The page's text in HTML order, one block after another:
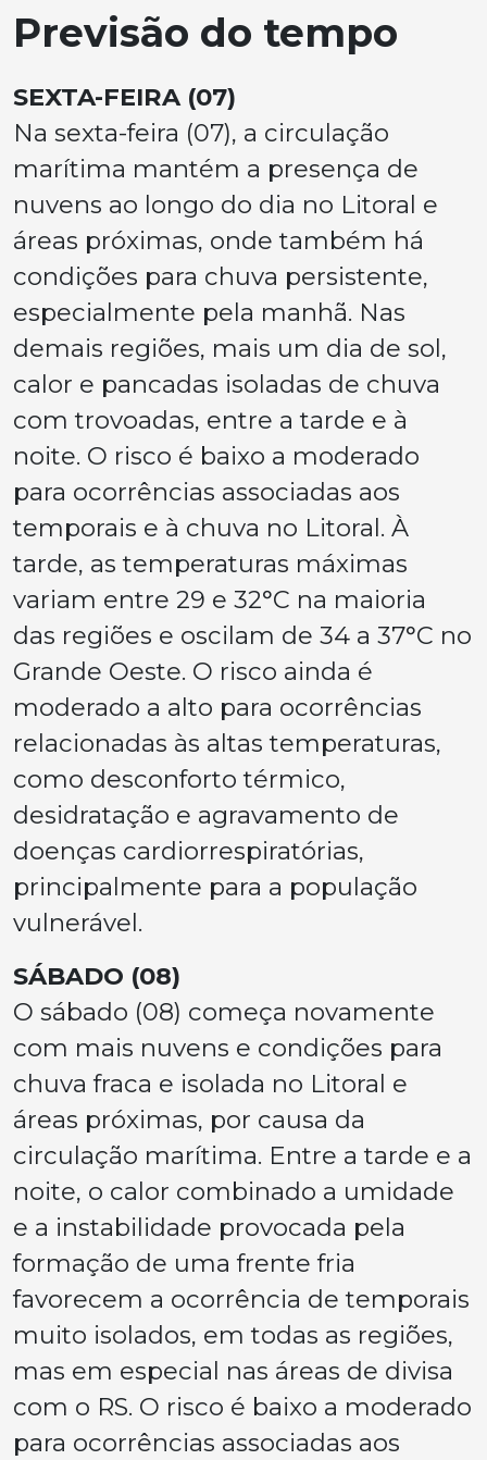
Previsão do tempo
SEXTA-FEIRA (07)
Na sexta-feira (07), a circulação
marítima mantém a presença de
nuvens ao longo do dia no Litoral e
áreas próximas, onde também há
condições para chuva persistente,
especialmente pela manhã. Nas
demais regiões, mais um dia de sol,
calor e pancadas isoladas de chuva
com trovoadas, entre a tarde e à
noite. O risco é baixo a moderado
para ocorrências associadas aos
temporais e à chuva no Litoral. À
tarde, as temperaturas máximas
variam entre 29 e 32°C na maioria
das regiões e oscilam de 34 a 37°C no
Grande Oeste. O risco ainda é
moderado a alto para ocorrências
relacionadas às altas temperaturas,
como desconforto térmico,
desidratação e agravamento de
doenças cardiorrespiratórias,
principalmente para a população
vulnerável.
SÁBADO (08)
O sábado (08) começa novamente
com mais nuvens e condições para
chuva fraca e isolada no Litoral e
áreas próximas, por causa da
circulação marítima. Entre a tarde e a
noite, o calor combinado a umidade
e a instabilidade provocada pela
formação de uma frente fria
favorecem a ocorrência de temporais
muito isolados, em todas as regiões,
mas em especial nas áreas de divisa
com o RS. O risco é baixo a moderado
para ocorrências associadas aos